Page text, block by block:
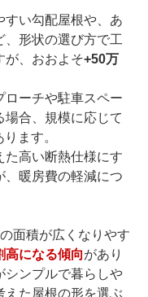
すい勾配屋根や、あ
、形状の選び方で工
が、おおよそ+50万
ローチや駐車スペー
場合、規模に応じて
ます。
た高い断熱仕様にす
、暖房費の軽減につ
面積が広くなりやす
高になる傾向があり
シンプルで暮らしや
えた屋根の形を選ぶ